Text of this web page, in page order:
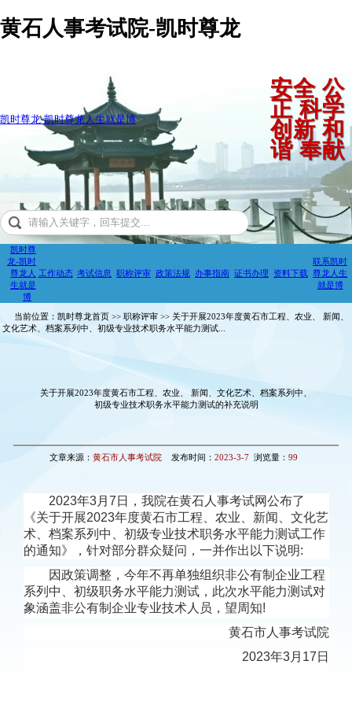
黄石人事考试院-凯时尊龙
凯时尊龙-凯时尊龙人生就是博
安全 公
正 科学
创新 和
谐 奉献
凯时尊
龙-凯时
尊龙人
生就是
博
工作动态 考试信息 职称评审 政策法规 办事指南 证书办理 资料下载
联系凯时
尊龙人生
就是博
当前位置：凯时尊龙首页 >> 职称评审 >> 关于开展2023年度黄石市工程、农业、 新闻、
文化艺术、档案系列中、初级专业技术职务水平能力测试...
关于开展2023年度黄石市工程、农业、 新闻、文化艺术、档案系列中、
初级专业技术职务水平能力测试的补充说明
文章来源： 黄石市人事考试院 发布时间： 2023-3-7 浏览量： 99
2023年3月7日，我院在黄石人事考试网公布了
《关于开展2023年度黄石市工程、农业、新闻、文化艺
术、档案系列中、初级专业技术职务水平能力测试工作
的通知》，针对部分群众疑问，一并作出以下说明:
因政策调整，今年不再单独组织非公有制企业工程
系列中、初级职务水平能力测试，此次水平能力测试对
象涵盖非公有制企业专业技术人员，望周知!
黄石市人事考试院
2023年3月17日